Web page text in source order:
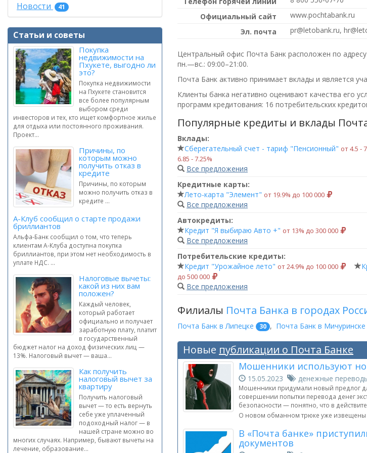
Новости 41
Статьи и советы
Покупка
недвижимости на
Пхукете, выгодно ли
это?
Покупка недвижимости
на Пхукете становится
все более популярным
выбором среди
инвесторов и тех, кто ищет комфортное жилье
для отдыха или постоянного проживания.
Проект...
Причины, по
которым можно
получить отказ в
кредите
Причины, по которым
можно получить отказ в
кредите ...
А-Клуб сообщил о старте продажи
бриллиантов
Альфа-Банк сообщил о том, что теперь
клиентам А-Клуба доступна покупка
бриллиантов, при этом нет необходимость в
уплате НДС. ...
Налоговые вычеты:
какой из них вам
положен?
Каждый человек,
который работает
официально и получает
заработную плату, платит
в государственный
бюджет налог на доход физических лиц —
13%. Налоговый вычет — ваша...
Как получить
налоговый вычет за
квартиру
Получить налоговый
вычет — то есть вернуть
себе уже уплаченный
подоходный налог — в
нашей стране можно во
многих случаях. Например, бывают вычеты на
лечение, образование...
Официальный сайт
www.pochtabank.ru
Эл. почта
pr@letobank.ru,
Центральный офис Почта Банк расположен по
пн.—вс.: 09:00–21:00.
Почта Банк активно принимает вклады и является
Клиенты банка негативно оценивают качества его
программ кредитования: 16 потребительских
Популярные кредиты и вклады
Вклады:
Сберегательный счет - тариф "Пенсионный" от 4.5 ‑
6.85 ‑ 7.25%
Все предложения
Кредитные карты:
Лето-карта "Элемент" от 19.9% до 100 000
Все предложения
Автокредиты:
Кредит "Я выбираю Авто +" от 13% до 300 000
Все предложения
Потребительские кредиты:
Кредит "Урожайное лето" от 24.9% до 100 000
до 500 000
Все предложения
Филиалы Почта Банка в городах
Почта Банк в Липецке 30 , Почта Банк в Мичуринске
Новые публикации о Почта Банке
Мошенники используют
15.05.2023 денежные
Мошенники придумали новый предлог
совершении попытки перевода денег
безопасности — понятно, что в
О новом обманном трюке уже извещены
В «Почта банке»
документов